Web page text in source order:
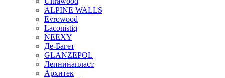
ALPINE WALLS
Evrowood
Laconistiq
NEEXY
Де-Багет
GLANZEPOL
Лепнинапласт
Архитек